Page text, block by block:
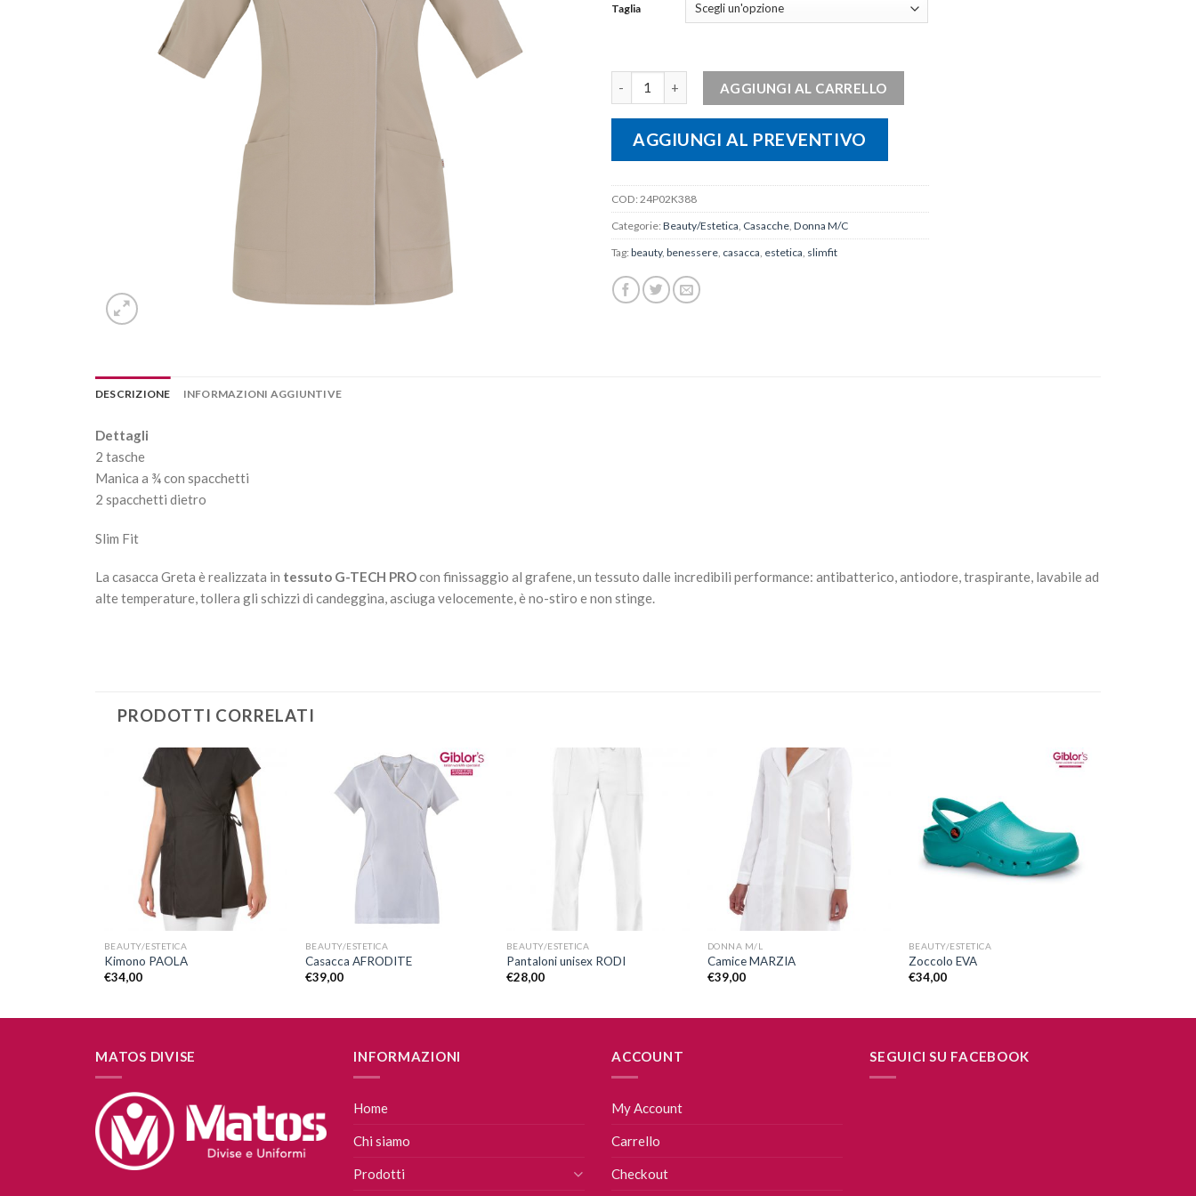
Taglia
AGGIUNGI AL CARRELLO
AGGIUNGI AL PREVENTIVO
COD: 24P02K388
Categorie: Beauty/Estetica Casacche Donna M/C
Tag: beauty, benessere casacca estetica slimfit
DESCRIZIONE INFORMAZIONI AGGIUNTIVE
Dettagli
2 tasche
Manica a ¾ con spacchetti
2 spacchetti dietro
Slim Fit
La casacca Greta è realizzata in tessuto G-TECH PROcon finissaggio al grafene, un tessuto dalle incredibili performance: antibatterico, antiodore, traspirante, lavabile ad
alte temperature, tollera gli schizzi di candeggina, asciuga velocemente, è no-stiro e non stinge.
PRODOTTI CORRELATI
Aggiungi
alla lista
dei
desideri
BEAUTY/ESTETICA
Kimono PAOLA
€34,00
Aggiungi
alla lista
BEAUTY/ESTETICA
Casacca AFRODITE
€39,00
BEAUTY/ESTETICA
Pantaloni unisex RODI
€28,00
+
DONNA M/L
Camice MARZIA
€39,00
desideri
BEAUTY/ESTETICA
Zoccolo EVA
€34,00
MATOS DIVISE INFORMAZIONI
Home
Chi siamo
Prodotti
ACCOUNT
My Account
Carrello
Checkout
SEGUICI SU FACEBOOK